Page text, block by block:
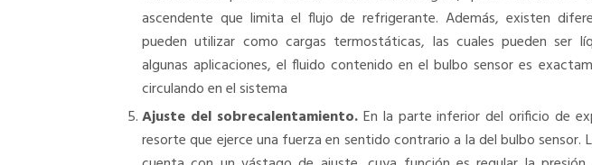
ascendente que limita el flujo de refrigerante. Además, existen
pueden utilizar como cargas termostáticas, las cuales pueden ser
algunas aplicaciones, el fluido contenido en el bulbo sensor es
circulando en el sistema
Ajuste del sobrecalentamiento.En la parte inferior del orificio de
resorte que ejerce una fuerza en sentido contrario a la del bulbo sensor.